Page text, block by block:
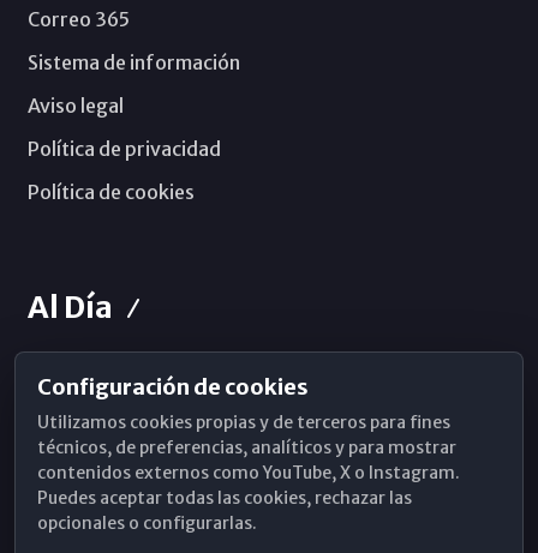
Correo 365
Sistema de información
Aviso legal
Política de privacidad
Política de cookies
Al Día
Horarios de Misa
Hemeroteca
WhatsApp
Configuración de cookies
Utilizamos cookies propias y de terceros para fines
técnicos, de preferencias, analíticos y para mostrar
contenidos externos como YouTube, X o Instagram.
Puedes aceptar todas las cookies, rechazar las
opcionales o configurarlas.